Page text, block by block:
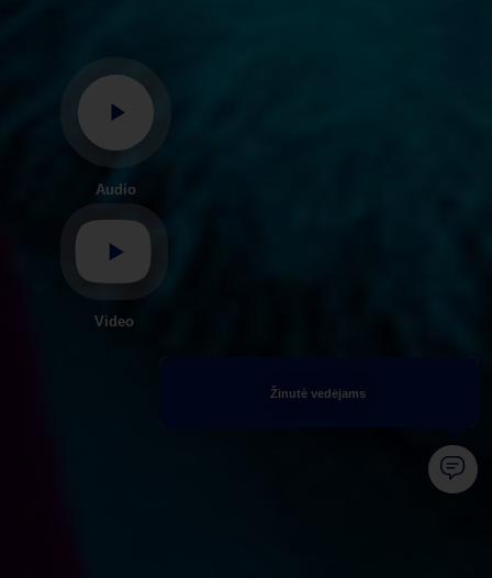
Žinutė vedėjams
Audio
Video